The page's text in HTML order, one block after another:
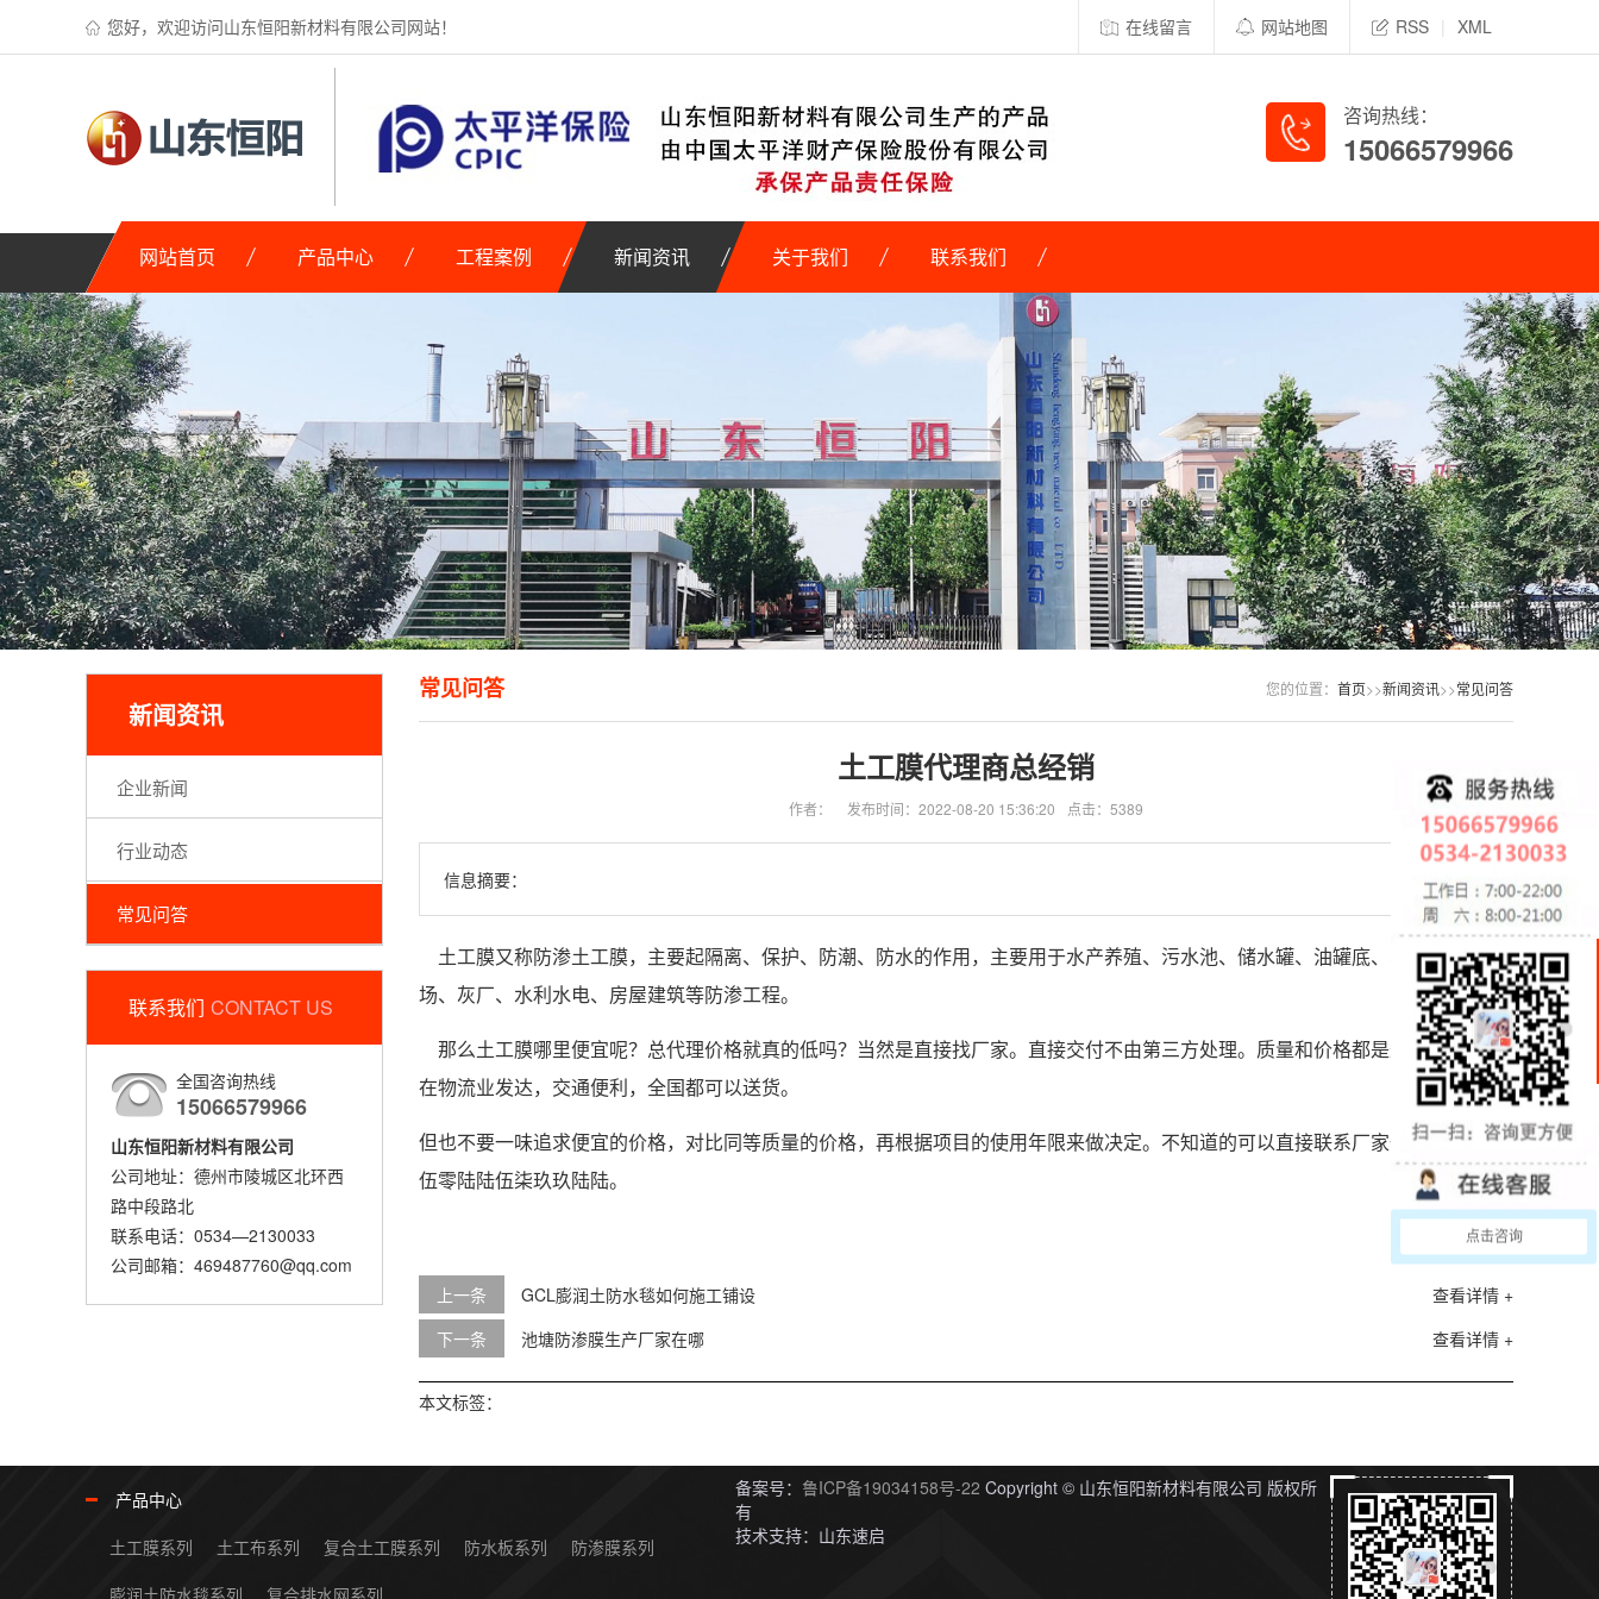
您好，欢迎访问山东恒阳新材料有限公司网站！ 在线留言 网站地图 RSS XML
咨询热线：
15066579966
网站首页 产品中心 工程案例 新闻资讯 关于我们 联系我们
新闻资讯
企业新闻
行业动态
常见问答
联系我们 CONTACT US
全国咨询热线
15066579966
山东恒阳新材料有限公司
公司地址：德州市陵城区北环西
路中段路北
联系电话：0534—2130033
公司邮箱：469487760@qq.com
您的位置： 首页>>新闻资讯>>常见问答
常见问答
土工膜代理商总经销
作者： 发布时间：2022-08-20 15:36:20 点击：5389
信息摘要：
土工膜又称防渗土工膜，主要起隔离、保护、防潮、防水的作用，主要用于水产养殖、污水池、储水罐、油罐底、车间、垃圾
场、灰厂、水利水电、房屋建筑等防渗工程。
那么土工膜哪里便宜呢？总代理价格就真的低吗？当然是直接找厂家。直接交付不由第三方处理。质量和价格都是最合适的。现
在物流业发达，交通便利，全国都可以送货。
但也不要一味追求便宜的价格，对比同等质量的价格，再根据项目的使用年限来做决定。不知道的可以直接联系厂家一一解答：一
伍零陆陆伍柒玖玖陆陆。
上一条 查看详情 +
GCL膨润土防水毯如何施工铺设
下一条
查看详情 +
池塘防渗膜生产厂家在哪
本文标签：
产品中心
土工膜系列
土工布系列 复合土工膜系列 防水板系列
防渗膜系列
膨润土防水毯系列
复合排水网系列
备案号： 鲁ICP备19034158号-22 Copyright © 山东恒阳新材料有限公司 版权所
有
技术支持：山东速启
服
点击咨询